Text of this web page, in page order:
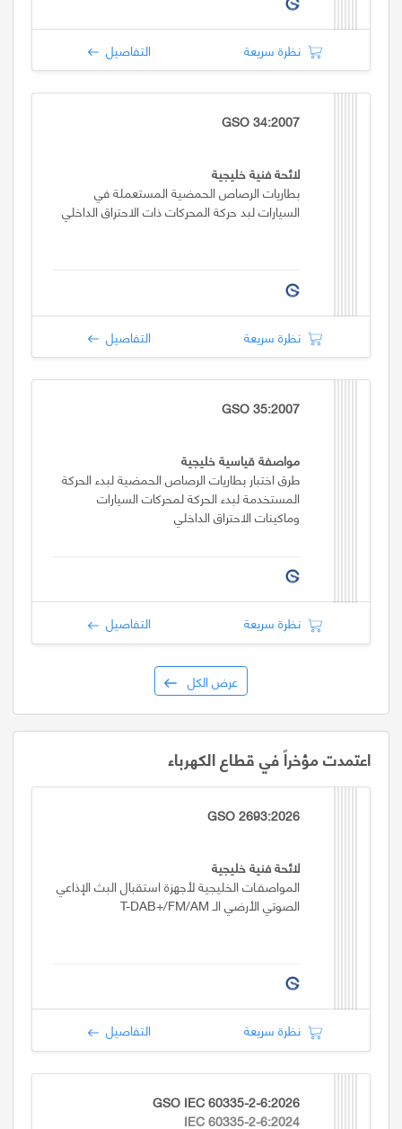
نظرة سريعة التفاصيل
GSO 34:2007
لائحة فنية خليجية
بطاريات الرصاص الحمضية المستعملة في
السيارات لبد حركة المحركات ذات الاحتراق الداخلي
نظرة سريعة التفاصيل
GSO 35:2007
مواصفة قياسية خليجية
طرق اختبار بطاريات الرصاص الحمضية لبدء الحركة
المستخدمة لبدء الحركة لمحركات السيارات
وماكينات الاحتراق الداخلي
نظرة سريعة التفاصيل
عرض الكل
اعتمدت مؤخراً في قطاع الكهرباء
GSO 2693:2026
لائحة فنية خليجية
المواصفـات الخليجية لأجهزة استقبال البث الإذاعي
الصوتي الأرضي الـ T-DAB+/FM/AM
نظرة سريعة التفاصيل
GSO IEC 60335-2-6:2026
IEC 60335-2-6:2024